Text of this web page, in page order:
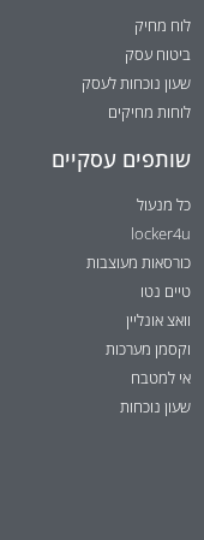
לוח מחיק
ביטוח עסק
שעון נוכחות לעסק
לוחות מחיקים
שותפים עסקיים
כל מנעול
locker4u
כורסאות מעוצבות
טיים נטו
וואצ אונליין
וקסמן מערכות
אי למטבח
שעון נוכחות